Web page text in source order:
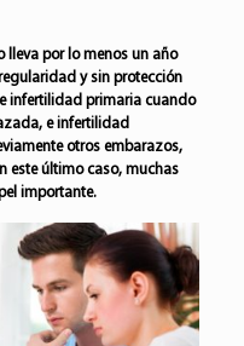
lleva por lo menos un año
y sin protección
infertilidad primariacuando
einfertilidad
otros embarazos,
este último caso, muchas
importante.